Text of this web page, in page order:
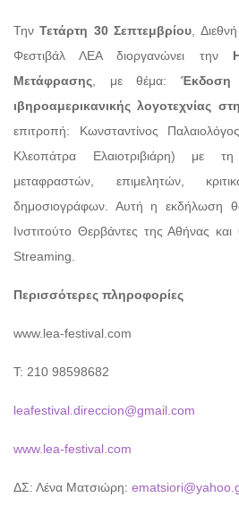
ΤηνΤετάρτη 30 Σεπτεμβρίου ,
Φεστιβάλ ΛΕΑ διοργανώνει την
Μετάφρασης , με θέμα:
ιβηροαμερικανικής λογοτεχνίας
επιτροπή: Κωνσταντίνος
Κλεοπάτρα Ελαιοτριβιάρη) με
μεταφραστών, επιμελητών,
δημοσιογράφων. Αυτή η εκδήλωση
Ινστιτούτο Θερβάντες της Αθήνας
Streaming.
Περισσότερες πληροφορίες
www.lea-festival.com
Τ: 210 98598682
leafestival.direccion@gmail.com
www.lea-festival.com
ΔΣ: Λένα Ματσιώρη: